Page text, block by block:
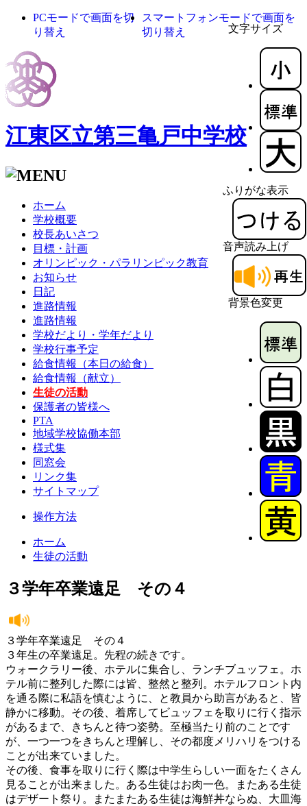
文字サイズ
ふりがな表示
音声読み上げ
背景色変更
PCモードで画面を切
り替え
スマートフォンモードで画面を
切り替え
江東区立第三亀戸中学校
ホーム
学校概要
校長あいさつ
目標・計画
オリンピック・パラリンピック教育
お知らせ
日記
進路情報
進路情報
学校だより・学年だより
学校行事予定
給食情報（本日の給食）
給食情報（献立）
生徒の活動
保護者の皆様へ
PTA
地域学校協働本部
様式集
同窓会
リンク集
サイトマップ
操作方法
ホーム
生徒の活動
３学年卒業遠足 その４
３学年卒業遠足 その４
３年生の卒業遠足。先程の続きです。
ウォークラリー後、ホテルに集合し、ランチブュッフェ。ホ
テル前に整列した際には皆、整然と整列。ホテルフロント内
を通る際に私語を慎むように、と教員から助言があると、皆
静かに移動。その後、着席してビュッフェを取りに行く指示
があるまで、きちんと待つ姿勢。至極当たり前のことです
が、一つ一つをきちんと理解し、その都度メリハリをつける
ことが出来ていました。
その後、食事を取りに行く際は中学生らしい一面をたくさん
見ることが出来ました。ある生徒はお肉一色。またある生徒
はデザート祭り。またまたある生徒は海鮮丼ならぬ、大皿海